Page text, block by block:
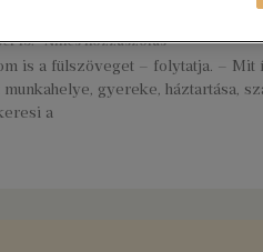
13. Nincs hozzászólás
is a fülszöveget – folytatja. – Mit
gyereke, háztartása,
a